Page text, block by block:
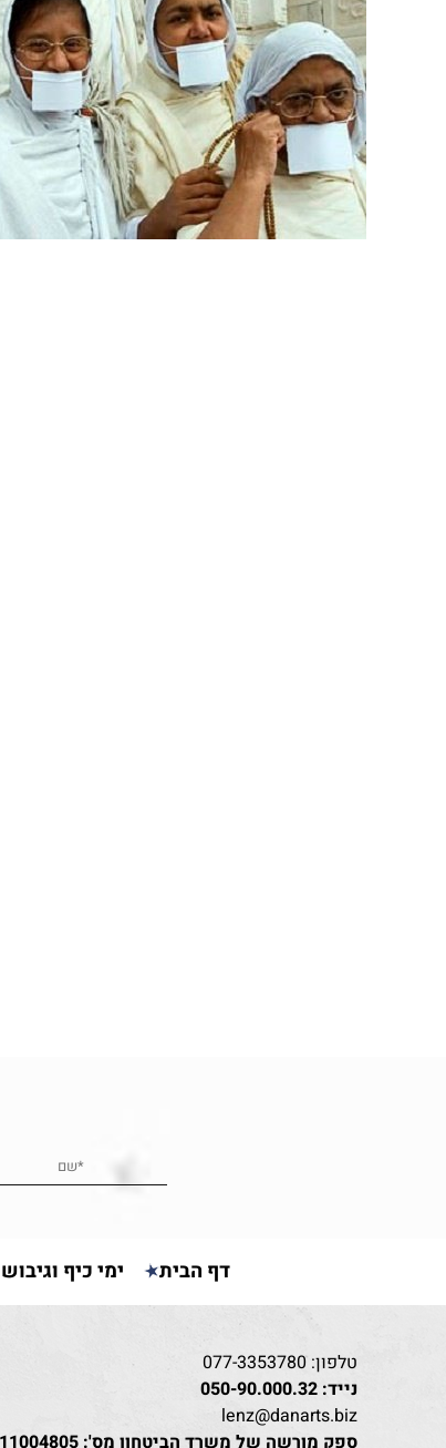
דף הבית ימי כיף וגיבוש
טלפון:077-3353780
נייד: 050-90.000.32
lenz@danarts.biz